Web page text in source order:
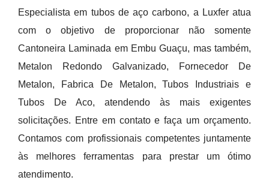
Especialista em tubos de aço carbono, a Luxfer atua
com o objetivo de proporcionar não somente
Cantoneira Laminada em Embu Guaçu, mas também,
Metalon Redondo Galvanizado, Fornecedor De
Metalon, Fabrica De Metalon, Tubos Industriais e
Tubos De Aco, atendendo às mais exigentes
solicitações. Entre em contato e faça um orçamento.
Contamos com profissionais competentes juntamente
às melhores ferramentas para prestar um ótimo
atendimento.